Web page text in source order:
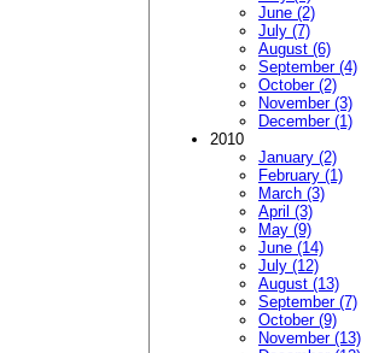
June (2)
July (7)
August (6)
September (4)
October (2)
November (3)
December (1)
2010
January (2)
February (1)
March (3)
April (3)
May (9)
June (14)
July (12)
August (13)
September (7)
October (9)
November (13)